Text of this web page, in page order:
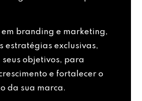
em branding e marketing,
estratégias exclusivas,
objetivos, para
e fortalecer o
da sua marca.